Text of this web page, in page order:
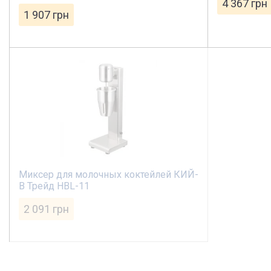
1 907 грн
4 367 грн
Миксер для молочных коктейлей КИЙ-
В Трейд HBL-11
2 091 грн